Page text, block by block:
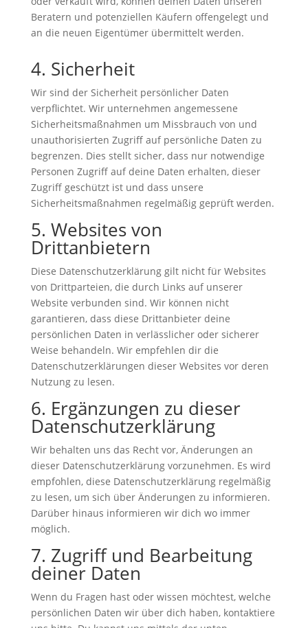
Beratern und potenziellen Käufern offengelegt und
an die neuen Eigentümer übermittelt werden.
4. Sicherheit
Wir sind der Sicherheit persönlicher Daten
verpflichtet. Wir unternehmen angemessene
Sicherheitsmaßnahmen um Missbrauch von und
unauthorisierten Zugriff auf persönliche Daten zu
begrenzen. Dies stellt sicher, dass nur notwendige
Personen Zugriff auf deine Daten erhalten, dieser
Zugriff geschützt ist und dass unsere
Sicherheitsmaßnahmen regelmäßig geprüft werden.
5. Websites von
Drittanbietern
Diese Datenschutzerklärung gilt nicht für Websites
von Drittparteien, die durch Links auf unserer
Website verbunden sind. Wir können nicht
garantieren, dass diese Drittanbieter deine
persönlichen Daten in verlässlicher oder sicherer
Weise behandeln. Wir empfehlen dir die
Datenschutzerklärungen dieser Websites vor deren
Nutzung zu lesen.
6. Ergänzungen zu dieser
Datenschutzerklärung
Wir behalten uns das Recht vor, Änderungen an
dieser Datenschutzerklärung vorzunehmen. Es wird
empfohlen, diese Datenschutzerklärung regelmäßig
zu lesen, um sich über Änderungen zu informieren.
Darüber hinaus informieren wir dich wo immer
möglich.
7. Zugriff und Bearbeitung
deiner Daten
Wenn du Fragen hast oder wissen möchtest, welche
persönlichen Daten wir über dich haben, kontaktiere